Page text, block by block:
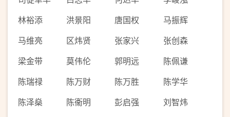
林裕添
洪景阳 唐国权
马振辉
马维亮
区炜贤 张家兴
张创森
梁金带
莫伟伦 郭明远
陈佩谦
陈瑞禄
陈万财 陈万胜
陈学华
陈泽燊
陈衞明 彭启强
刘智炜